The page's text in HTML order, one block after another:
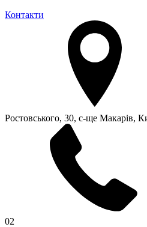
Контакти
Ростовського, 30, с-ще Макарів,
02